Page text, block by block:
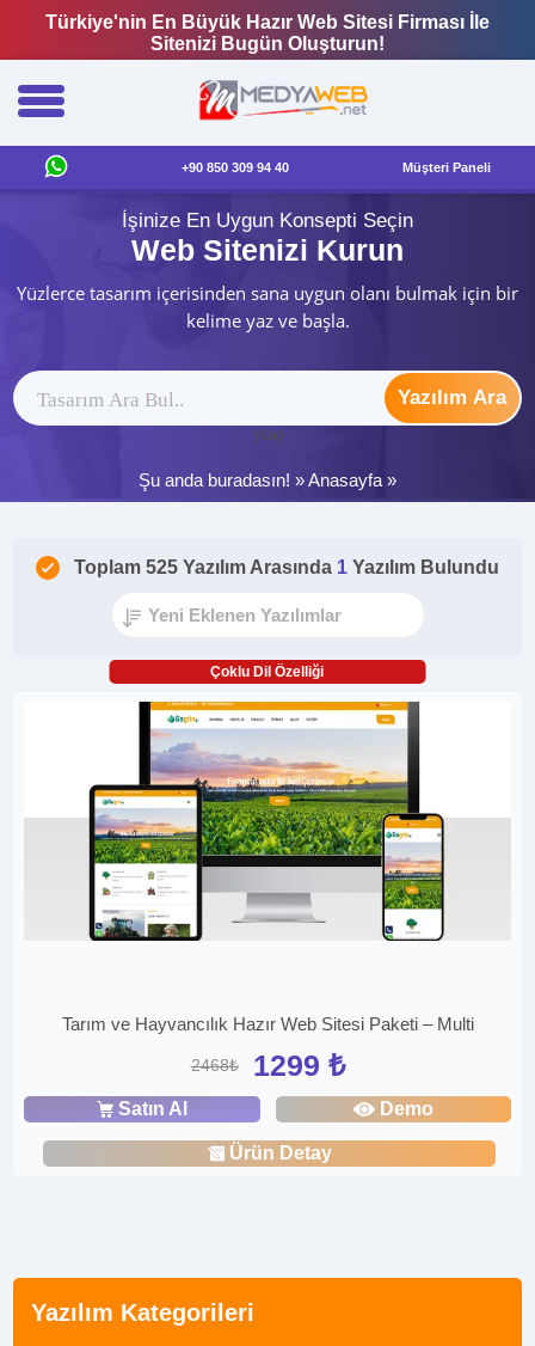
Türkiye'nin En Büyük Hazır Web Sitesi Firması İle
Sitenizi Bugün Oluşturun!
+90 850 309 94 40 Müşteri Paneli
İşinize En Uygun Konsepti Seçin
Web Sitenizi Kurun
Yüzlerce tasarım içerisinden sana uygun olanı bulmak için bir
kelime yaz ve başla.
Yazılım Ara
ytag
Şu anda buradasın! »Anasayfa »
Yazılım Kategorileri
Toplam 525 Yazılım Arasında 1 Yazılım Bulundu
Çoklu Dil Özelliği
Tarım ve Hayvancılık Hazır Web Sitesi Paketi – Multi
2468₺ 1299 ₺
Satın Al Demo
Ürün Detay